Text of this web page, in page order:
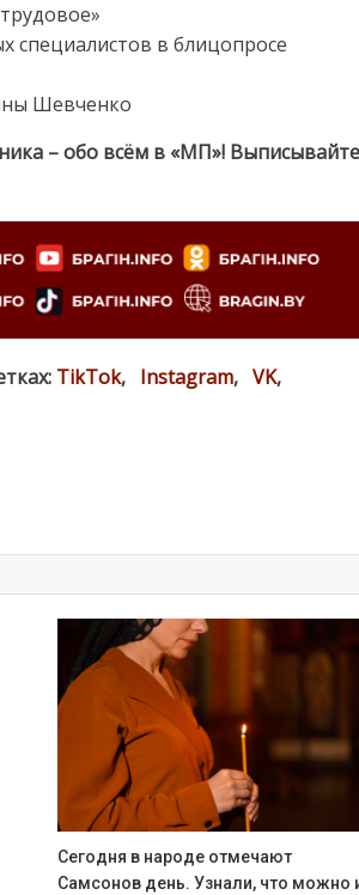
специалистов в блицопросе
Шевченко
– обо всём в «МП»! Выписывайте
TikTok, Instagram, VK,
Сегодня в народе отмечают
Самсонов день. Узнали, что можно